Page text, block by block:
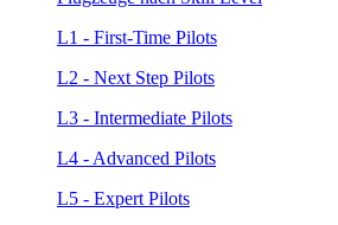
L1 - First-Time Pilots
L2 - Next Step Pilots
L3 - Intermediate Pilots
L4 - Advanced Pilots
L5 - Expert Pilots